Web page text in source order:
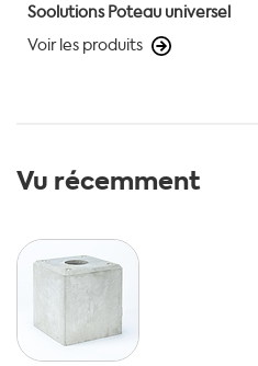
Soolutions Poteau universel
Voir les produits
Vu récemment